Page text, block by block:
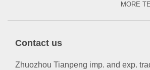
MORE
Contact us
Zhuozhou Tianpeng imp. and exp.